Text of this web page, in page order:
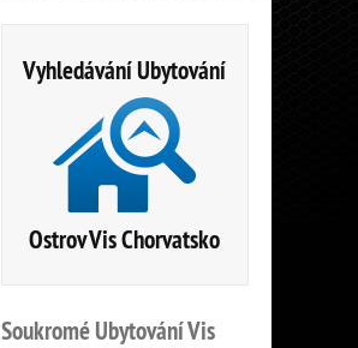
Vyhledávání Ubytování
Ostrov Vis Chorvatsko
SoukroméUbytováníVis